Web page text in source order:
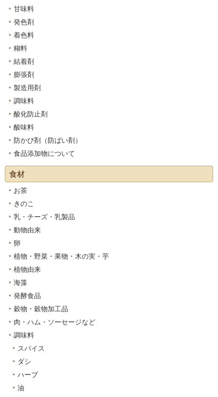
甘味料
発色剤
着色料
糊料
結着剤
膨張剤
製造用剤
調味料
酸化防止剤
酸味料
防かび剤（防ばい剤）
食品添加物について
食材
お茶
きのこ
乳・チーズ・乳製品
動物由来
卵
植物・野菜・果物・木の実・芋
植物由来
海藻
発酵食品
穀物・穀物加工品
肉・ハム・ソーセージなど
調味料
スパイス
ダシ
ハーブ
油